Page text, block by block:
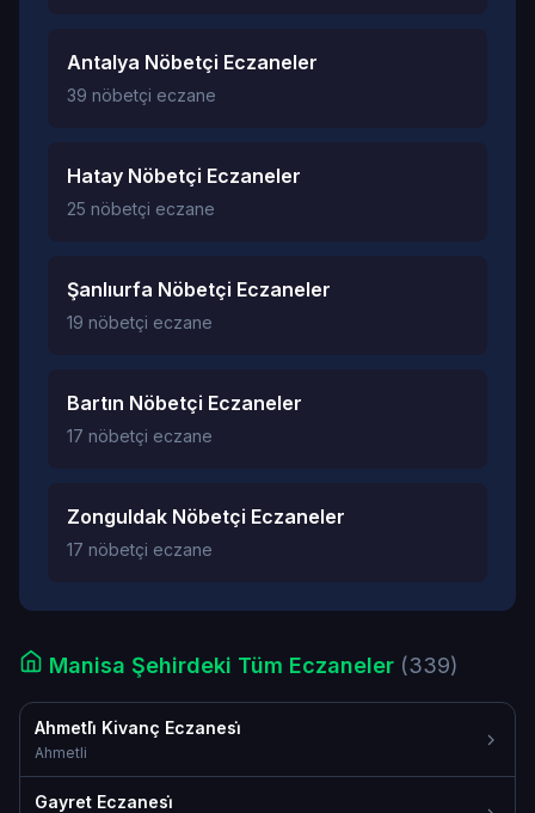
Antalya Nöbetçi Eczaneler
39 nöbetçi eczane
Hatay Nöbetçi Eczaneler
25 nöbetçi eczane
Şanlıurfa Nöbetçi Eczaneler
19 nöbetçi eczane
Bartın Nöbetçi Eczaneler
17 nöbetçi eczane
Zonguldak Nöbetçi Eczaneler
17 nöbetçi eczane
Manisa Şehirdeki Tüm Eczaneler (339)
Ahmetli̇ Kivanç Eczanesi̇
Ahmetli
Gayret Eczanesi̇